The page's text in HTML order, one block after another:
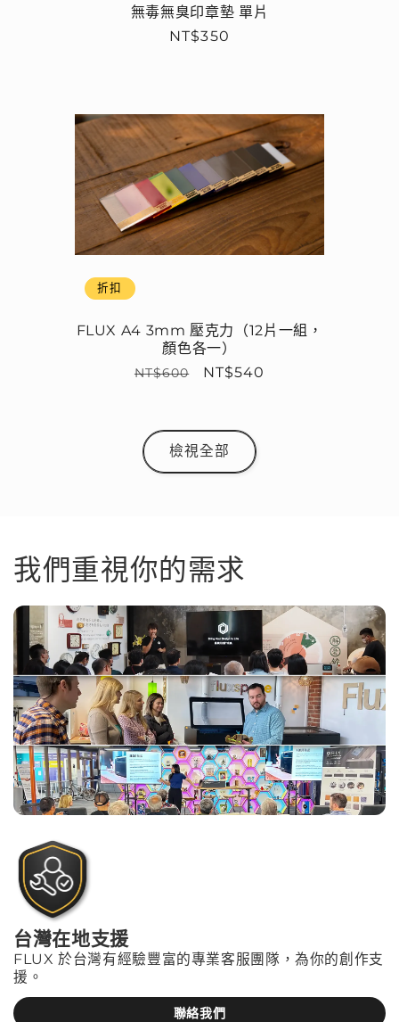
無毒無臭印章墊 單片
定
NT$350
折扣
FLUX A4 3mm 壓克力（12片一組，
顏色各一）
定
NT$600
售
NT$540
檢視全部
我們重視你的需求
台灣在地支援
FLUX 於台灣有經驗豐富的專業客服團隊，為你的創作支
援。
聯絡我們